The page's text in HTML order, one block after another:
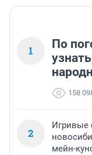
1
По
158
2
Игривые
мейн-